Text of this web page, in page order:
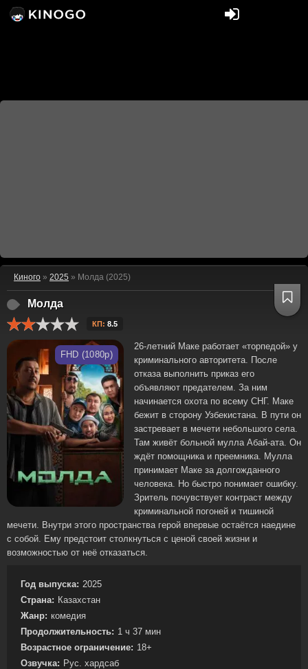
Киного » 2025 » Молда (2025)
Молда
КП: 8.5
FHD (1080p)
26-летний Маке работает «торпедой» у
криминального авторитета. После
отказа выполнить приказ его
объявляют предателем. За ним
начинается охота по всему СНГ. Маке
бежит в сторону Узбекистана. В пути он
застревает в мечети небольшого села.
Там живёт больной мулла Абай-ата. Он
ждёт помощника и преемника. Мулла
принимает Маке за долгожданного
человека. Но быстро понимает ошибку.
Зритель почувствует контраст между
криминальной погоней и тишиной
мечети. Внутри этого пространства герой впервые остаётся наедине
с собой. Ему предстоит столкнуться с ценой своей жизни и
возможностью от неё отказаться.
Год выпуска: 2025
Страна: Казахстан
Жанр: комедия
Продолжительность: 1 ч 37 мин
Возрастное ограничение: 18+
Озвучка: Рус. хардсаб